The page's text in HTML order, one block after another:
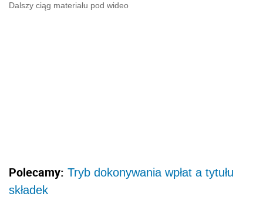
Dalszy ciąg materiału pod wideo
Polecamy: Tryb dokonywania wpłat a tytułu
składek